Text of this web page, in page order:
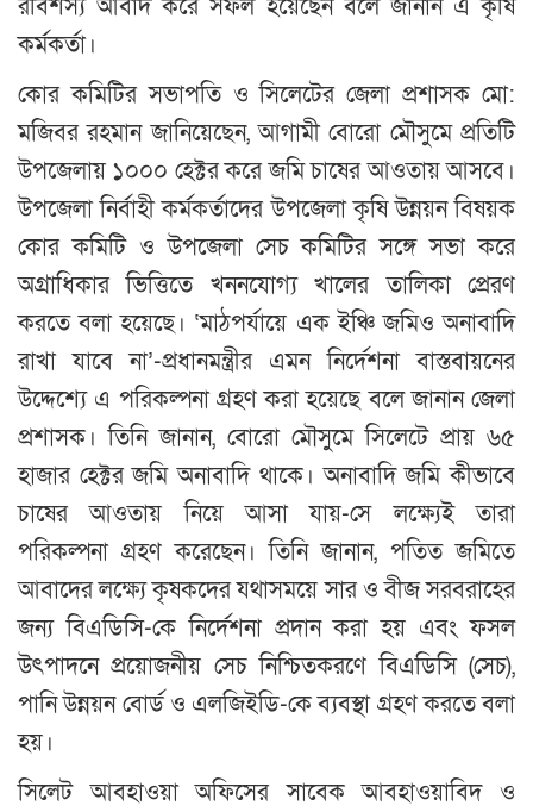
রবিশস্য আবাদ করে সফল হয়েছেন বলে জানান এ কৃষি
কর্মকর্তা।
কোর কমিটির সভাপতি ও সিলেটের জেলা প্রশাসক মো:
মজিবর রহমান জানিয়েছেন, আগামী বোরো মৌসুমে প্রতিটি
উপজেলায় ১০০০ হেক্টর করে জমি চাষের আওতায় আসবে।
উপজেলা নির্বাহী কর্মকর্তাদের উপজেলা কৃষি উন্নয়ন বিষয়ক
কোর কমিটি ও উপজেলা সেচ কমিটির সঙ্গে সভা করে
অগ্রাধিকার ভিত্তিতে খননযোগ্য খালের তালিকা প্রেরণ
করতে বলা হয়েছে। ‘মাঠপর্যায়ে এক ইঞ্চি জমিও অনাবাদি
রাখা যাবে না’-প্রধানমন্ত্রীর এমন নির্দেশনা বাস্তবায়নের
উদ্দেশ্যে এ পরিকল্পনা গ্রহণ করা হয়েছে বলে জানান জেলা
প্রশাসক। তিনি জানান, বোরো মৌসুমে সিলেটে প্রায় ৬৫
হাজার হেক্টর জমি অনাবাদি থাকে। অনাবাদি জমি কীভাবে
চাষের আওতায় নিয়ে আসা যায়-সে লক্ষ্যেই তারা
পরিকল্পনা গ্রহণ করেছেন। তিনি জানান, পতিত জমিতে
আবাদের লক্ষ্যে কৃষকদের যথাসময়ে সার ও বীজ সরবরাহের
জন্য বিএডিসি-কে নির্দেশনা প্রদান করা হয় এবং ফসল
উৎপাদনে প্রয়োজনীয় সেচ নিশ্চিতকরণে বিএডিসি (সেচ),
পানি উন্নয়ন বোর্ড ও এলজিইডি-কে ব্যবস্থা গ্রহণ করতে বলা
হয়।
সিলেট আবহাওয়া অফিসের সাবেক আবহাওয়াবিদ ও